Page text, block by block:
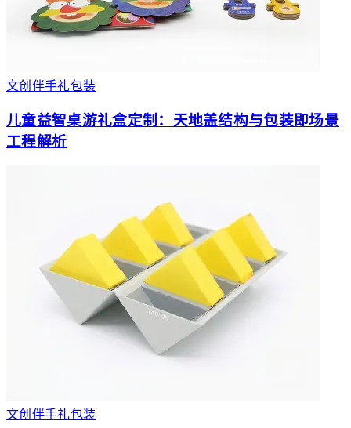
文创伴手礼包装
儿童益智桌游礼盒定制：天地盖结构与包装即场景
工程解析
文创伴手礼包装